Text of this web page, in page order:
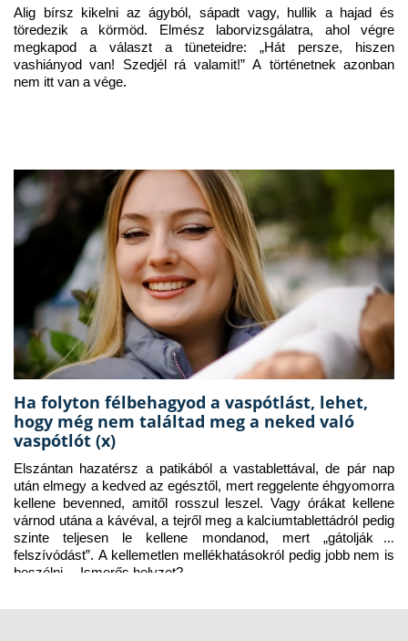
Alig bírsz kikelni az ágyból, sápadt vagy, hullik a hajad és
töredezik a körmöd. Elmész laborvizsgálatra, ahol végre
megkapod a választ a tüneteidre: „Hát persze, hiszen
vashiányod van! Szedjél rá valamit!” A történetnek azonban
nem itt van a vége.
Ha folyton félbehagyod a vaspótlást, lehet,
hogy még nem találtad meg a neked való
vaspótlót (x)
Elszántan hazatérsz a patikából a vastablettával, de pár nap
után elmegy a kedved az egésztől, mert reggelente éhgyomorra
kellene bevenned, amitől rosszul leszel. Vagy órákat kellene
várnod utána a kávéval, a tejről meg a kalciumtablettádról pedig
szinte teljesen le kellene mondanod, mert „gátolják a
felszívódást”. A kellemetlen mellékhatásokról pedig jobb nem is
beszélni… Ismerős helyzet?